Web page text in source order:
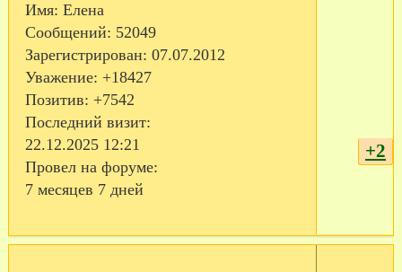
Имя: Елена
Сообщений: 52049
Зарегистрирован: 07.07.2012
Уважение: +18427
Позитив: +7542
Последний визит:
22.12.2025 12:21
Провел на форуме:
7 месяцев 7 дней
+2